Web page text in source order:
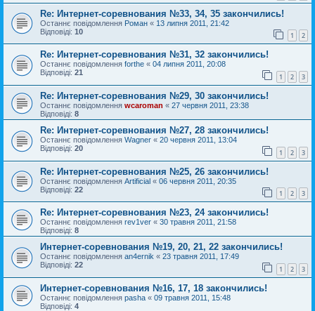
Re: Интернет-соревнования №33, 34, 35 закончились!
Останнє повідомлення Роман « 13 липня 2011, 21:42
Відповіді: 10 1 2
Re: Интернет-соревнования №31, 32 закончились!
Останнє повідомлення forthe « 04 липня 2011, 20:08
Відповіді: 21 1 2 3
Re: Интернет-соревнования №29, 30 закончились!
Останнє повідомлення wcaroman « 27 червня 2011, 23:38
Відповіді: 8
Re: Интернет-соревнования №27, 28 закончились!
Останнє повідомлення Wagner « 20 червня 2011, 13:04
Відповіді: 20 1 2 3
Re: Интернет-соревнования №25, 26 закончились!
Останнє повідомлення Artificial « 06 червня 2011, 20:35
Відповіді: 22 1 2 3
Re: Интернет-соревнования №23, 24 закончились!
Останнє повідомлення rev1ver « 30 травня 2011, 21:58
Відповіді: 8
Интернет-соревнования №19, 20, 21, 22 закончились!
Останнє повідомлення an4ernik « 23 травня 2011, 17:49
Відповіді: 22 1 2 3
Интернет-соревнования №16, 17, 18 закончились!
Останнє повідомлення pasha « 09 травня 2011, 15:48
Відповіді: 4